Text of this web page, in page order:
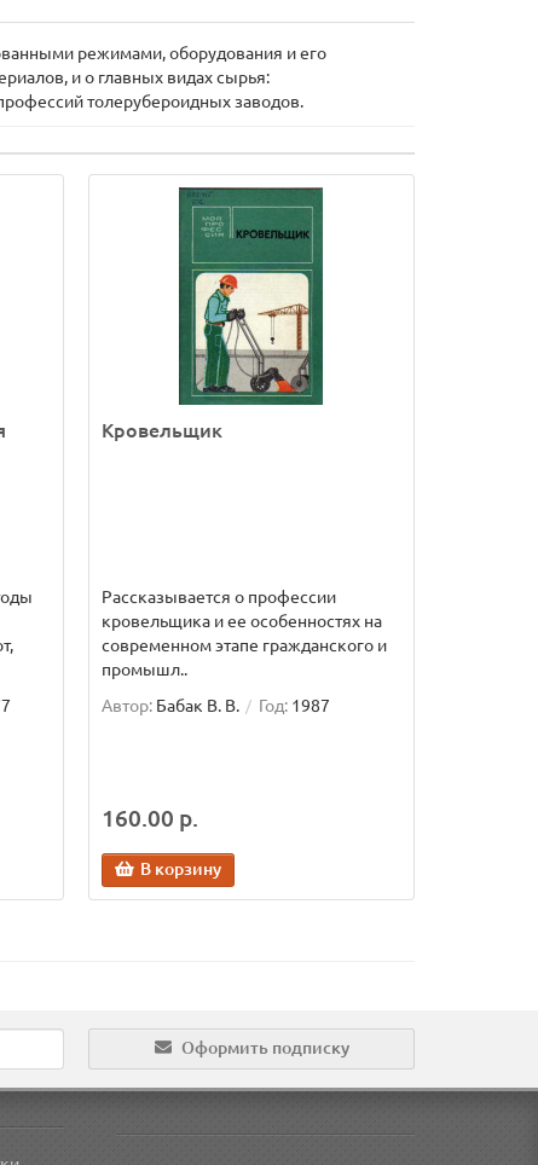
режимами, оборудования и его
и о главных видах сырья:
толерубероидных заводов.
Кровельщик
Рассказывается о профессии
кровельщика и ее особенностях на
современном этапе гражданского и
промышл..
Автор: Бабак В. В. Год: 1987
160.00 р.
В корзину
Оформить подписку